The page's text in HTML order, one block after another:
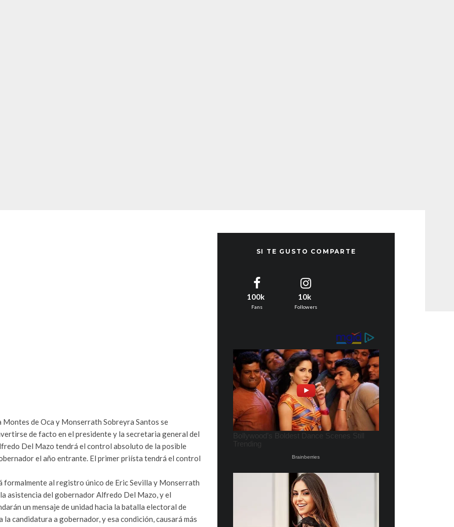
de Oca y Monserrath Sobreyra Santos se
de facto en el presidente y la secretaria general del
Del Mazo tendrá el control absoluto de la posible
el año entrante. El primer priísta tendrá el control
al registro único de Eric Sevilla y Monserrath
asistencia del gobernador Alfredo Del Mazo, y el
un mensaje de unidad hacia la batalla electoral de
candidatura a gobernador, y esa condición, causará más
SI TE GUSTO COMPARTE
100k
Fans
10k
Followers